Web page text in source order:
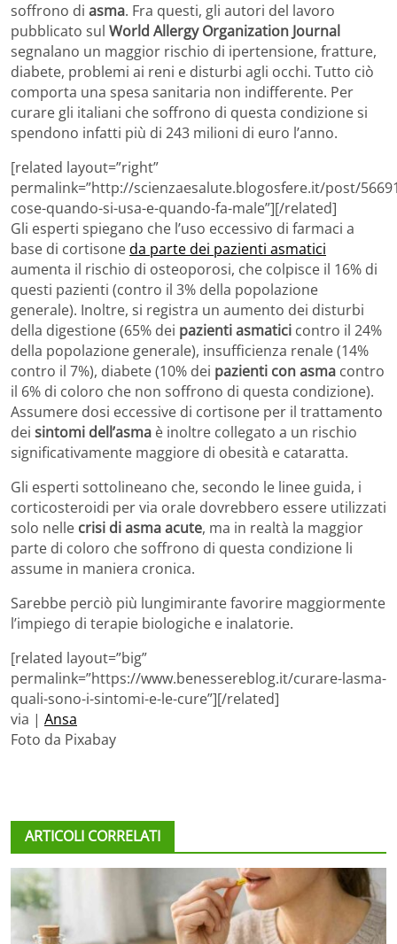
soffrono di asma. Fra questi, gli autori del lavoro
pubblicato sul World Allergy Organization Journal
segnalano un maggior rischio di ipertensione, fratture,
diabete, problemi ai reni e disturbi agli occhi. Tutto ciò
comporta una spesa sanitaria non indifferente. Per
curare gli italiani che soffrono di questa condizione si
spendono infatti più di 243 milioni di euro l’anno.
[related layout=”right”
permalink=”http://scienzaesalute.blogosfere.it/post/
cose-quando-si-usa-e-quando-fa-male”][/related]
Gli esperti spiegano che l’uso eccessivo di farmaci a
base di cortisoneda parte dei pazienti asmatici
aumenta il rischio di osteoporosi, che colpisce il 16% di
questi pazienti (contro il 3% della popolazione
generale). Inoltre, si registra un aumento dei disturbi
della digestione (65% dei pazienti asmatici contro il 24%
della popolazione generale), insufficienza renale (14%
contro il 7%), diabete (10% dei pazienti con asma contro
il 6% di coloro che non soffrono di questa condizione).
Assumere dosi eccessive di cortisone per il trattamento
dei sintomi dell’asma è inoltre collegato a un rischio
significativamente maggiore di obesità e cataratta.
Gli esperti sottolineano che, secondo le linee guida, i
corticosteroidi per via orale dovrebbero essere utilizzati
solo nelle crisi di asma acute, ma in realtà la maggior
parte di coloro che soffrono di questa condizione li
assume in maniera cronica.
Sarebbe perciò più lungimirante favorire maggiormente
l’impiego di terapie biologiche e inalatorie.
[related layout=”big”
permalink=”https://www.benessereblog.it/curare-lasma-
quali-sono-i-sintomi-e-le-cure”][/related]
via | Ansa
Foto da Pixabay
ARTICOLI CORRELATI